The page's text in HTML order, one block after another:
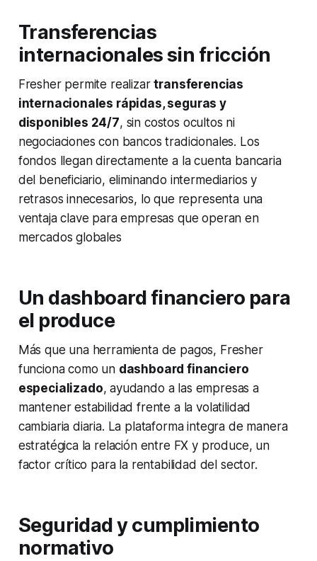
Transferencias
internacionales sin fricción
Fresher permite realizartransferencias
internacionales rápidas, seguras y
disponibles 24/7, sin costos ocultos ni
negociaciones con bancos tradicionales. Los
fondos llegan directamente a la cuenta bancaria
del beneficiario, eliminando intermediarios y
retrasos innecesarios, lo que representa una
ventaja clave para empresas que operan en
mercados globales
Un dashboard financiero para
el produce
Más que una herramienta de pagos, Fresher
funciona como un dashboard financiero
especializado, ayudando a las empresas a
mantener estabilidad frente a la volatilidad
cambiaria diaria. La plataforma integra de manera
estratégica la relación entre FX y produce, un
factor crítico para la rentabilidad del sector.
Seguridad y cumplimiento
normativo